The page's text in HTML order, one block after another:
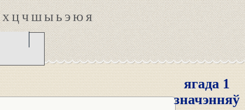
хцчшыьэюя
ягада 1
значэнняў